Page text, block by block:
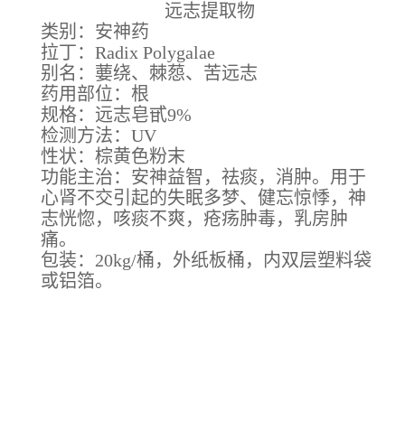
远志提取物
类别：安神药
拉丁：Radix Polygalae
别名：葽绕、棘葾、苦远志
药用部位：根
规格：远志皂甙9%
检测方法：UV
性状：棕黄色粉末
功能主治：安神益智，祛痰，消肿。用于
心肾不交引起的失眠多梦、健忘惊悸，神
志恍惚，咳痰不爽，疮疡肿毒，乳房肿
痛。
包装：20kg/桶，外纸板桶，内双层塑料袋
或铝箔。